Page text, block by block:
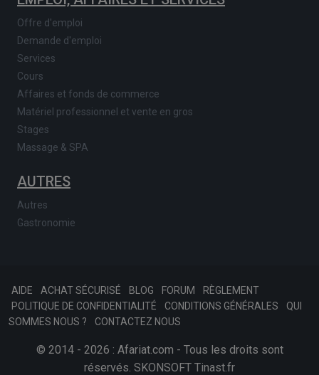
Offre d'emploi
Demande d'emploi
Services
Cours
Affaires et fonds de commerce
Matériel professionnel et vente en gros
Stages
Massage & SPA
AUTRES
Autres
Gastronomie
AIDE ACHAT SÉCURISÉ BLOG FORUM
RÈGLEMENT
POLITIQUE DE CONFIDENTIALITÉ
CONDITIONS GÉNÉRALES
QUI
SOMMES NOUS ?
CONTACTEZ NOUS
© 2014 - 2026 : Afariat.com - Tous les droits sont
réservés. SKONSOFT Tinast.fr